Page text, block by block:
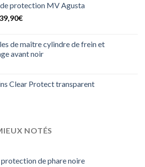
protection MV Agusta
Le
:
39,90€Le
est :
39,90€.
de maître cylindre de frein et
avant noir
Clear Protect transparent
NOTÉS
de phare noire